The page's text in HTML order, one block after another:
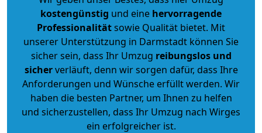
kostengünstig und eine hervorragende
Professionalitätsowie Qualität bietet. Mit
unserer Unterstützung in Darmstadt können Sie
sicher sein, dass Ihr Umzug reibungslos und
sicherverläuft, denn wir sorgen dafür, dass Ihre
Anforderungen und Wünsche erfüllt werden. Wir
haben die besten Partner, um Ihnen zu helfen
und sicherzustellen, dass Ihr Umzug nach Wirges
ein erfolgreicher ist.